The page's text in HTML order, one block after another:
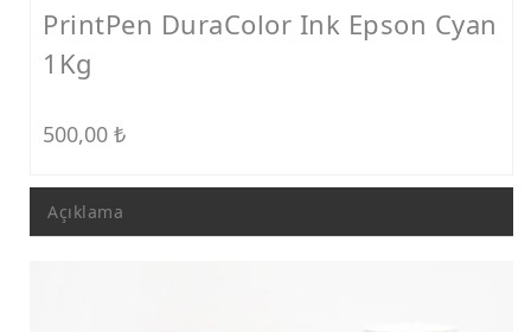
PrintPen DuraColor Ink Epson Cyan
1Kg
500,00 ₺
Açıklama